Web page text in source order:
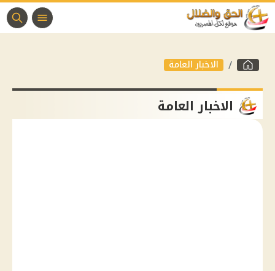
الاخبار العامة
الاخبار العامة